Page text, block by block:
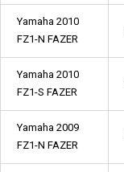
Yamaha 2010
FZ1-N FAZER
Yamaha 2010
FZ1-S FAZER
Yamaha 2009
FZ1-N FAZER